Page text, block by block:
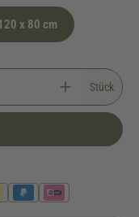
x 80 cm
Stück